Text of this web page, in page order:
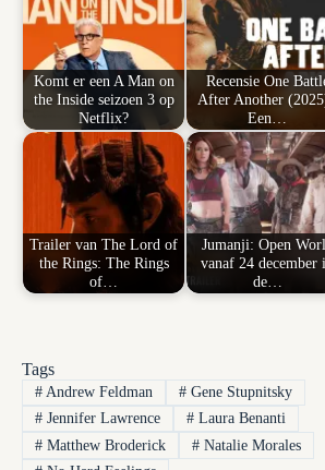
Komt er een A Man on
the Inside seizoen 3 op
Netflix?
Recensie One
After Another
Een…
Trailer van The Lord of
the Rings: The Rings
of…
Jumanji: Open
vanaf 24 december
de…
Tags
#Andrew Feldman #Gene Stupnitsky
#Jennifer Lawrence #Laura Benanti
#Matthew Broderick #Natalie Morales